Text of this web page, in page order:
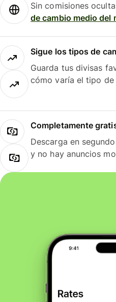
Sin comisiones
de cambio medio del
Sigue los tipos de
Guarda tus divisas
cómo varía el tipo
Completamente
Descarga en
y no hay anuncios